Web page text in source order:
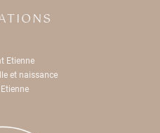
Etienne
et naissance